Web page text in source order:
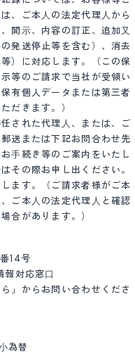
、ご本⼈の法定代理⼈から
開⽰、内容の訂正、追加⼜
発送停止等を含む）、消去
）に対応します。（この保
等のご請求で当社が受領い
有個人データまたは第三者
だきます。）
された代理⼈、または、ご
送または下記お問合わせ先
⼿続き等のご案内をいたし
その際お申し出ください。
ます。（ご請求者様がご本
ご本⼈の法定代理⼈と確認
合があります。）
14号
報対応窓⼝
」からお問い合わせくださ
為替